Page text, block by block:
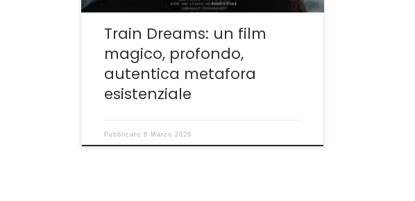
Train Dreams: un film
magico, profondo,
autentica metafora
esistenziale
Pubblicato8 Marzo 2026